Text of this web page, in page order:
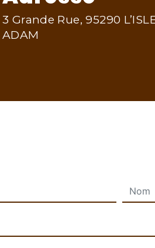
3 Grande Rue, 95290
ADAM